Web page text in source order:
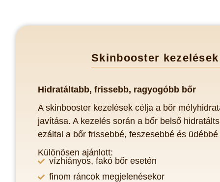
Skinbooster kezelések
Hidratáltabb, frissebb, ragyogóbb bőr
A skinbooster kezelések célja a bőr
javítása. A kezelés során a bőr belső
ezáltal a bőr frissebbé, feszesebbé és üdébbé
Különösen ajánlott:
vízhiányos, fakó bőr esetén
finom ráncok megjelenésekor